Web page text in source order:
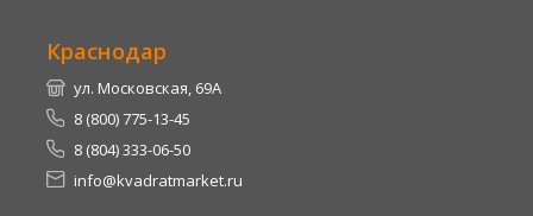
Краснодар
ул. Московская, 69А
8 (800) 775-13-45
8 (804) 333-06-50
info@kvadratmarket.ru